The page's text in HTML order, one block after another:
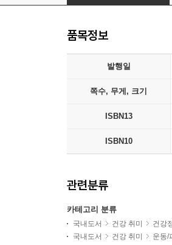
품목정보
발행일
쪽수, 무게, 크기
ISBN13
ISBN10
관련분류
카테고리 분류
국내도서 건강 취미 건강
국내도서
건강 취미 운동/